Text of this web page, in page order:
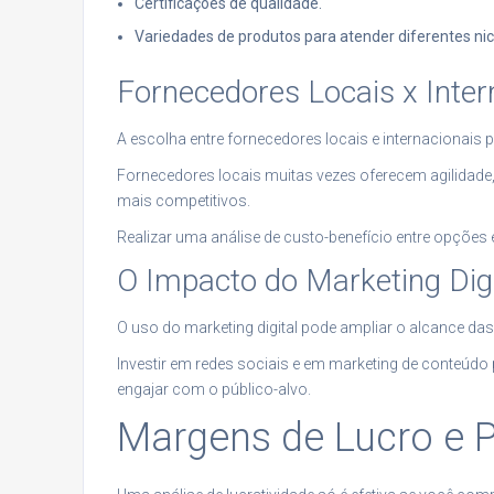
Variedades de produtos para atender diferentes
Fornecedores Locais x
A escolha entre fornecedores locais e internacionais
Fornecedores locais muitas vezes oferecem
mais competitivos.
Realizar uma análise de custo-benefício entre
O Impacto do Marketing
O uso do marketing digital pode ampliar o alcance
Investir em redes sociais e em marketing de
engajar com o público-alvo.
Margens de Lucro e